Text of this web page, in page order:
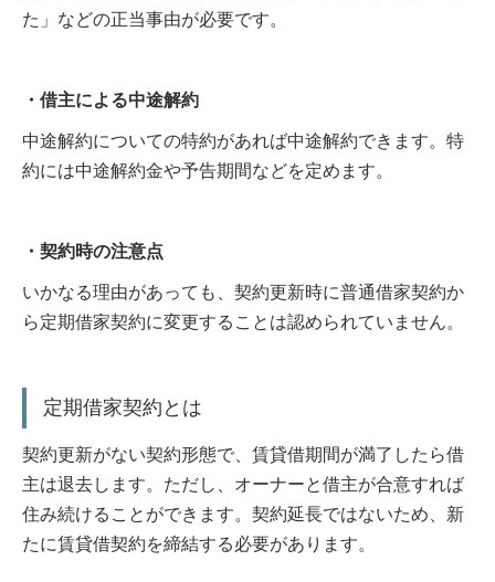
た」などの正当事由が必要です。
・借主による中途解約
中途解約についての特約があれば中途解約できます。特
約には中途解約金や予告期間などを定めます。
・契約時の注意点
いかなる理由があっても、契約更新時に普通借家契約か
ら定期借家契約に変更することは認められていません。
定期借家契約とは
契約更新がない契約形態で、賃貸借期間が満了したら借
主は退去します。ただし、オーナーと借主が合意すれば
住み続けることができます。契約延長ではないため、新
たに賃貸借契約を締結する必要があります。